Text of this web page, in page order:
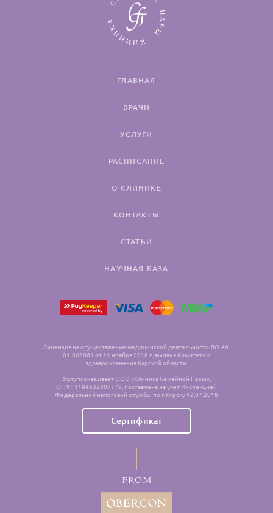
ГЛАВНАЯ
ВРАЧИ
УСЛУГИ
РАСПИСАНИЕ
О КЛИНИКЕ
КОНТАКТЫ
СТАТЬИ
НАУЧНАЯ БАЗА
Лицензия на осуществление медицинской деятельности ЛО-46-
01-002061 от 21 ноября 2018 г., выдана Комитетом
здравоохранения Курской области.
Услуги оказывает ООО «Клиника Семейной Пары»,
ОГРН: 1184632007779, поставлена на учёт Инспекцией
Федеральной налоговой службы по г. Курску 12.07.2018
Сертификат